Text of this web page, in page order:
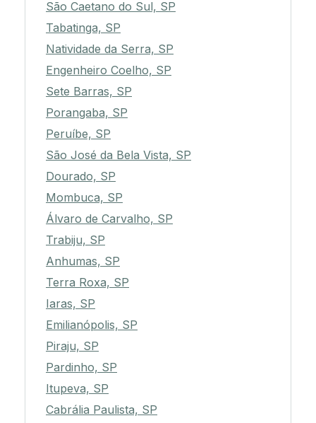
São Caetano do Sul, SP
Tabatinga, SP
Natividade da Serra, SP
Engenheiro Coelho, SP
Sete Barras, SP
Porangaba, SP
Peruíbe, SP
São José da Bela Vista, SP
Dourado, SP
Mombuca, SP
Álvaro de Carvalho, SP
Trabiju, SP
Anhumas, SP
Terra Roxa, SP
Iaras, SP
Emilianópolis, SP
Piraju, SP
Pardinho, SP
Itupeva, SP
Cabrália Paulista, SP